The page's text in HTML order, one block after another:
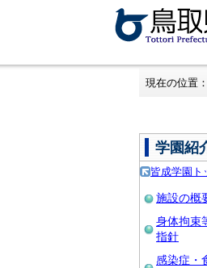
現在の位置：
学園紹
皆成学園ト
施設の概
身体拘束
指針
感染症・